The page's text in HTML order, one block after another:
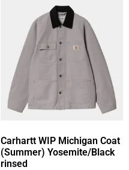
Carhartt WIP Michigan Coat
(Summer) Yosemite/Black
rinsed